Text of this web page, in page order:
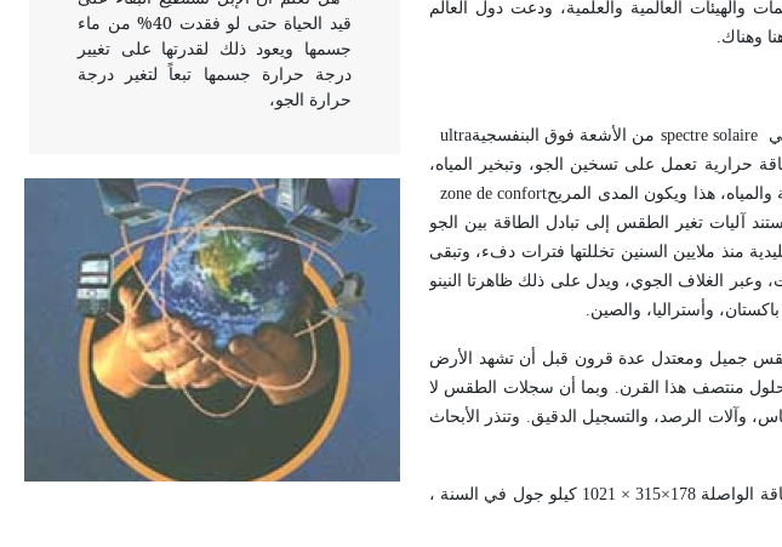
والهيئات العالمية والعلمية، ودعت دول العالم
وهناك.
spectre solaire من الأشعة فوق البنفسجيةultra
حرارية تعمل على تسخين الجو، وتبخير المياه،
هذا ويكون المدى المريحzone de confort
حي. تستند آليات تغير الطقس إلى تبادل الطاقة بين الجو
منذ ملايين السنين تخللتها فترات دفء، وتبقى
وعبر الغلاف الجوي، ويدل على ذلك ظاهرتا النينو
وأستراليا، والصين.
طقس جميل ومعتدل عدة قرون قبل أن تشهد الأرض
منتصف هذا القرن. وبما أن سجلات الطقس لا
وآلات الرصد، والتسجيل الدقيق. وتنذر الأبحاث
يصل إلى الحدود الخارجية للغلاف الجوي نحو حريرتين/دقيقة/سم2، وهي تعادل 1.4كيلوواط/م2، وهكذا يصبح مجموع الطاقة الواصلة 178×315 × 1021 كيلو جول في السنة ،
قيد الحياة حتى لو فقدت 40% من ماء
جسمها ويعود ذلك لقدرتها على تغيير
درجة حرارة جسمها تبعاً لتغير درجة
حرارة الجو،
- هل تعلم أن أبقراط كتب في الطب
أربعة مؤلفات هي: الحكم، الأدلة، تنظيم
التغذية، ورسالته في جروح الرأس.
ويعود له الفضل بأنه حرر الطب من
الدين والفلسفة.
- هل تعلم أن المرجان إفراز حيواني
يتكون في البحر ويتركب من مادة
كربونات الكلسيوم، وهو أحمر أو شديد
الحمرة وهو أجود أنواعه، ويمتاز بكبر
الحجم ويسمى الش